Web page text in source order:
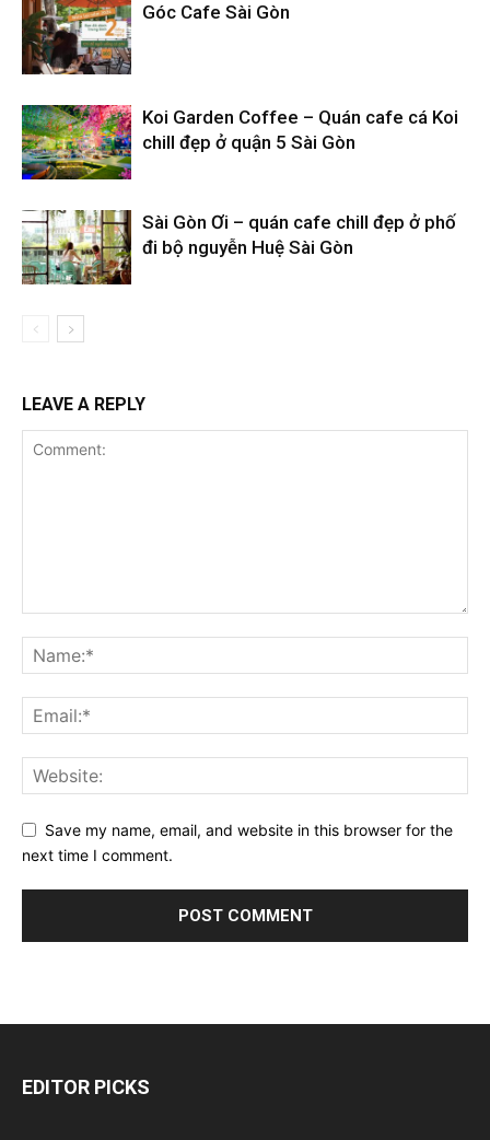
Góc Cafe Sài Gòn
Koi Garden Coffee – Quán cafe cá Koi
chill đẹp ở quận 5 Sài Gòn
Sài Gòn Ơi – quán cafe chill đẹp ở phố
đi bộ nguyễn Huệ Sài Gòn
LEAVE A REPLY
Save my name, email, and website in this browser for the
next time I comment.
EDITOR PICKS